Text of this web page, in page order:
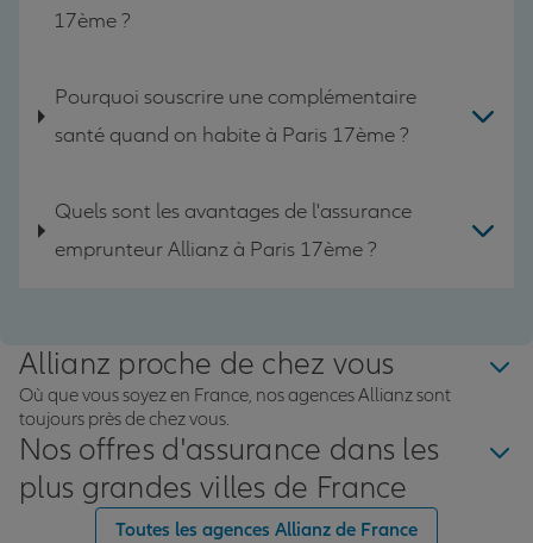
17ème ?
Pourquoi souscrire une complémentaire
santé quand on habite à Paris 17ème ?
Quels sont les avantages de l'assurance
emprunteur Allianz à Paris 17ème ?
Allianz proche de chez vous
Où que vous soyez en France, nos agences Allianz sont
toujours près de chez vous.
Nos offres d'assurance dans les
plus grandes villes de France
Toutes les agences Allianz de France